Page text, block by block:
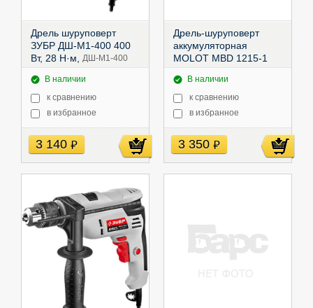
Дрель шуруповерт
ЗУБР ДШ-М1-400 400
Вт, 28 Н·м, ДШ-М1-400
В наличии
к сравнению
в избранное
3 140 руб
Дрель-шуруповерт
аккумуляторная
MOLOT MBD 1215-1
1.5 А/ч Li-Ion, 25 Нм),
1335613
В наличии
к сравнению
в избранное
3 350 руб